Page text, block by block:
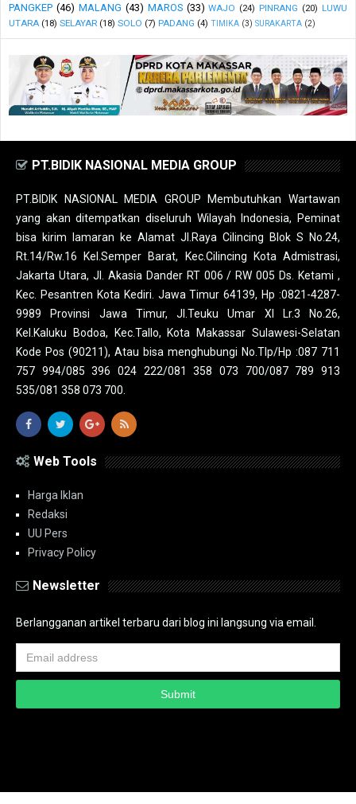
PANGKEP (46) MALANG (43) MAROS (33) WAJO (24) PINRANG (20) LUWU
UTARA (18) SELAYAR (18) SOLO (7) PADANG (4) TIMIKA (3) SURAKARTA (2)
PT.BIDIK NASIONAL MEDIA GROUP
PT.BIDIK NASIONAL MEDIA GROUP Membutuhkan Wartawan
yang akan ditempatkan diseluruh Wilayah Indonesia, Peminat
bisa kirim lamaran ke Alamat Jl.Raya Cilincing Blok S No.24,
Rt.14/Rw.16 Kel.Semper Barat, Kec.Cilincing Kota Admistrasi,
Jakarta Utara, Jl. Akasia Dander RT 006 / RW 005 Ds. Ketami ,
Kec. Pesantren Kota Kediri. Jawa Timur 64139, Hp :0821-4287-
9989 Provinsi Jawa Timur, Jl.Teuku Umar XI Lr.3 No.26,
Kel.Kaluku Bodoa, Kec.Tallo, Kota Makassar Sulawesi-Selatan
Kode Pos (90211), Atau bisa menghubungi No.Tlp/Hp :087 711
757 994/085 396 024 222/081 358 073 700/087 789 913
535/081 358 073 700.
Web Tools
Harga Iklan
Redaksi
UU Pers
Privacy Policy
Newsletter
Berlangganan artikel terbaru dari blog ini langsung via email.